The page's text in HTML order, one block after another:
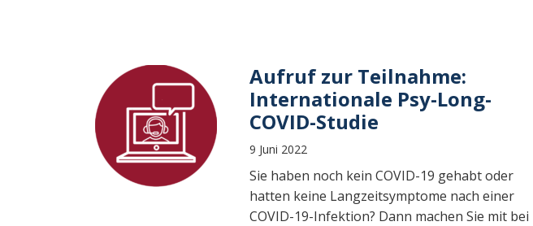
Aufruf zur Teilnahme:
Internationale Psy-Long-
COVID-Studie
9 Juni 2022
Sie haben noch kein COVID-19 gehabt oder
hatten keine Langzeitsymptome nach einer
COVID-19-Infektion? Dann machen Sie mit bei